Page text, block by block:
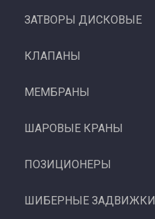
ЗАТВОРЫ ДИСКОВЫЕ
КЛАПАНЫ
МЕМБРАНЫ
ШАРОВЫЕ КРАНЫ
ПОЗИЦИОНЕРЫ
ШИБЕРНЫЕ ЗАДВИЖКИ